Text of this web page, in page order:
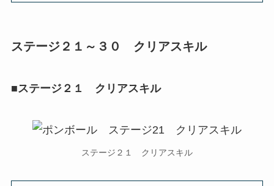
ステージ２１～３０ クリアスキル
■ステージ２１ クリアスキル
ステージ２１ クリアスキル